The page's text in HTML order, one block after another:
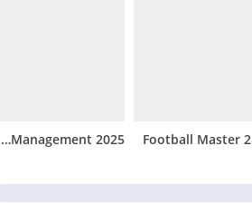
Football Master 2
Football Club Management 2025